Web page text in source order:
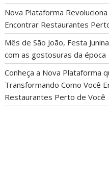
Nova Plataforma
Encontrar Restaurantes
Mês de São João, Festa
com as gostosuras da época
Conheça a Nova Plataforma
Transformando Como Você
Restaurantes Perto de Você